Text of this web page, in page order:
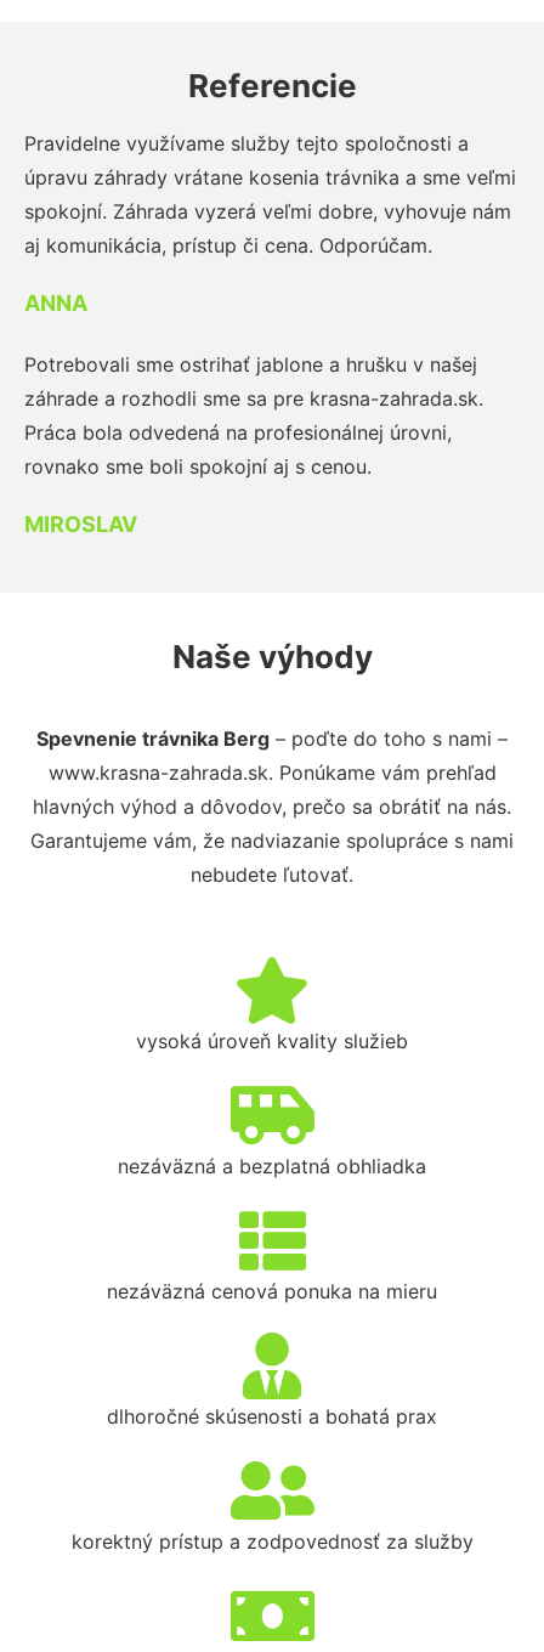
Referencie
Pravidelne využívame služby tejto spoločnosti a
úpravu záhrady vrátane kosenia trávnika a sme veľmi
spokojní. Záhrada vyzerá veľmi dobre, vyhovuje nám
aj komunikácia, prístup či cena. Odporúčam.
ANNA
Potrebovali sme ostrihať jablone a hrušku v našej
záhrade a rozhodli sme sa pre krasna-zahrada.sk.
Práca bola odvedená na profesionálnej úrovni,
rovnako sme boli spokojní aj s cenou.
MIROSLAV
Naše výhody
Spevnenie trávnika Berg – poďte do toho s nami –
www.krasna-zahrada.sk. Ponúkame vám prehľad
hlavných výhod a dôvodov, prečo sa obrátiť na nás.
Garantujeme vám, že nadviazanie spolupráce s nami
nebudete ľutovať.
vysoká úroveň kvality služieb
nezáväzná a bezplatná obhliadka
nezáväzná cenová ponuka na mieru
dlhoročné skúsenosti a bohatá prax
korektný prístup a zodpovednosť za služby